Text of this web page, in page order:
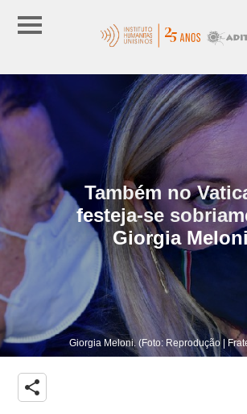
Também no
festeja-se
Giorgia Meloni
Giorgia Meloni. (Foto: Reprodução |
share